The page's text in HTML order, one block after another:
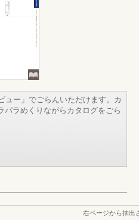
ュー」でごらんいただけます。カ
パラめくりながらカタログをごら
右ページから抽出